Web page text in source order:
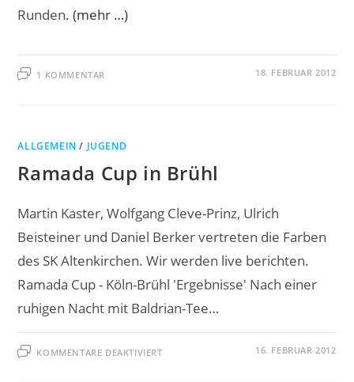
Runden.(mehr …)
1 KOMMENTAR 18. FEBRUAR 2012
ALLGEMEIN / JUGEND
Ramada Cup in Brühl
Martin Kaster, Wolfgang Cleve-Prinz, Ulrich
Beisteiner und Daniel Berker vertreten die Farben
des SK Altenkirchen. Wir werden live berichten.
Ramada Cup - Köln-Brühl 'Ergebnisse' Nach einer
ruhigen Nacht mit Baldrian-Tee…
KOMMENTARE DEAKTIVIERTFÜR 16. FEBRUAR 2012